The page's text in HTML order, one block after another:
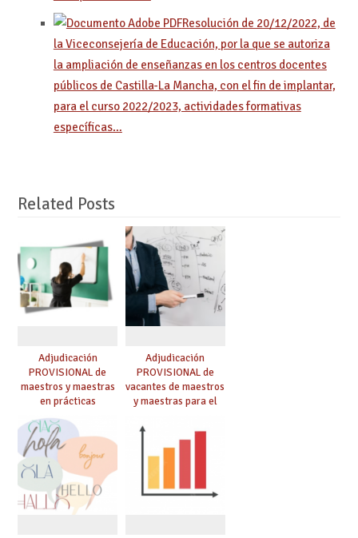
Resolución de 20/12/2022, de
la Viceconsejería de Educación, por la que se autoriza
la ampliación de enseñanzas en los centros docentes
públicos de Castilla-La Mancha, con el fin de implantar,
para el curso 2022/2023, actividades formativas
específicas…
Related Posts
Adjudicación
PROVISIONAL de
maestros y maestras
en prácticas
Adjudicación
PROVISIONAL de
vacantes de maestros
y maestras para el